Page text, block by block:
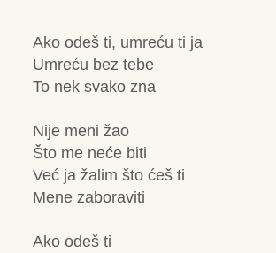
Ako odeš ti, umreću ti ja
Umreću bez tebe
To nek svako zna
Nije meni žao
Što me neće biti
Već ja žalim što ćeš ti
Mene zaboraviti
Ako odeš ti